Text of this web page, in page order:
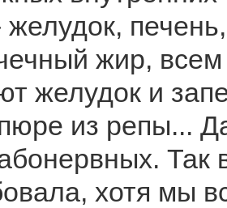
жир,
желудок и
из репы...
Так
хотя мы